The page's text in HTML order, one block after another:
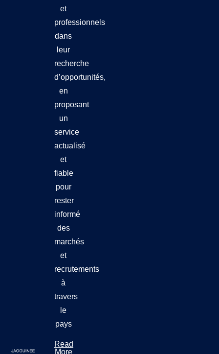
et
professionnels
dans
leur
recherche
d’opportunités,
en
proposant
un
service
actualisé
et
fiable
pour
rester
informé
des
marchés
et
recrutements
à
travers
le
pays
Read
More